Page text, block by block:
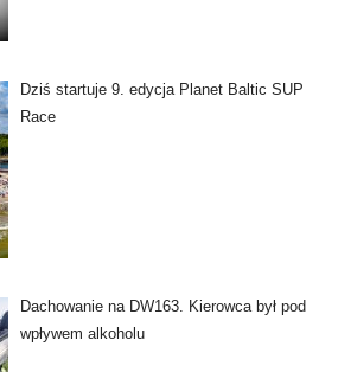
Dziś startuje 9. edycja Planet Baltic SUP
Race
Dachowanie na DW163. Kierowca był pod
wpływem alkoholu